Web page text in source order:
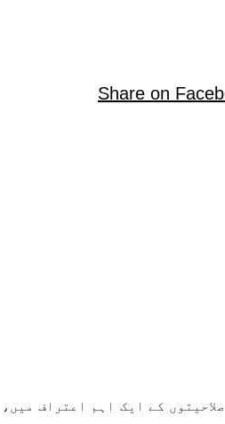
Share on
کی خلائی صلاحیتوں کے